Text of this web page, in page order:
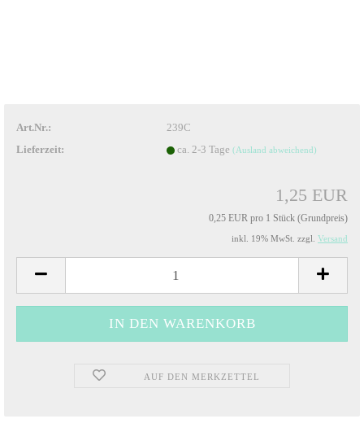
Art.Nr.:
239C
Lieferzeit:
ca. 2-3 Tage (Ausland abweichend)
1,25 EUR
0,25 EUR pro 1 Stück (Grundpreis)
inkl. 19% MwSt. zzgl. Versand
AUF DEN MERKZETTEL